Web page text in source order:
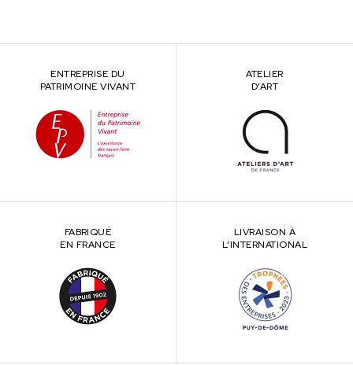
ENTREPRISE DU
PATRIMOINE VIVANT
ATELIER
D’ART
FABRIQUÉ
EN FRANCE
LIVRAISON À
L’INTERNATIONAL